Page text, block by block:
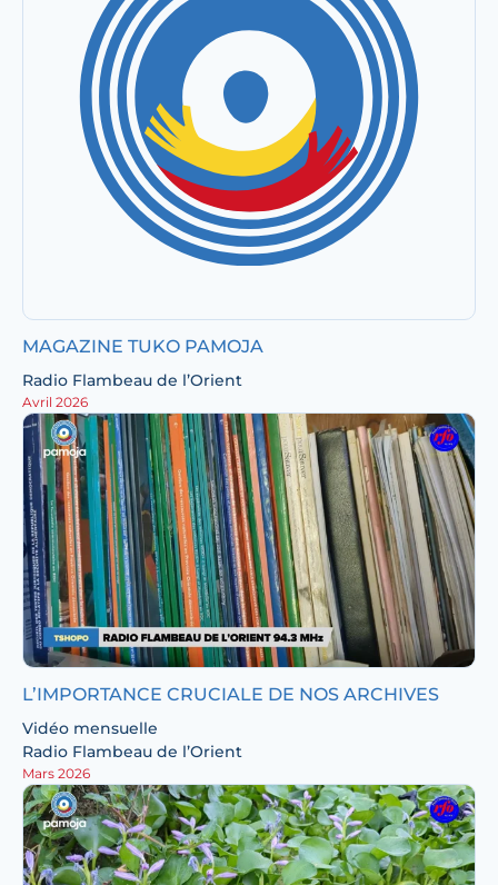
MAGAZINE TUKO PAMOJA
Radio Flambeau de l’Orient
Avril 2026
L’IMPORTANCE CRUCIALE DE NOS ARCHIVES
Vidéo mensuelle
Radio Flambeau de l’Orient
Mars 2026